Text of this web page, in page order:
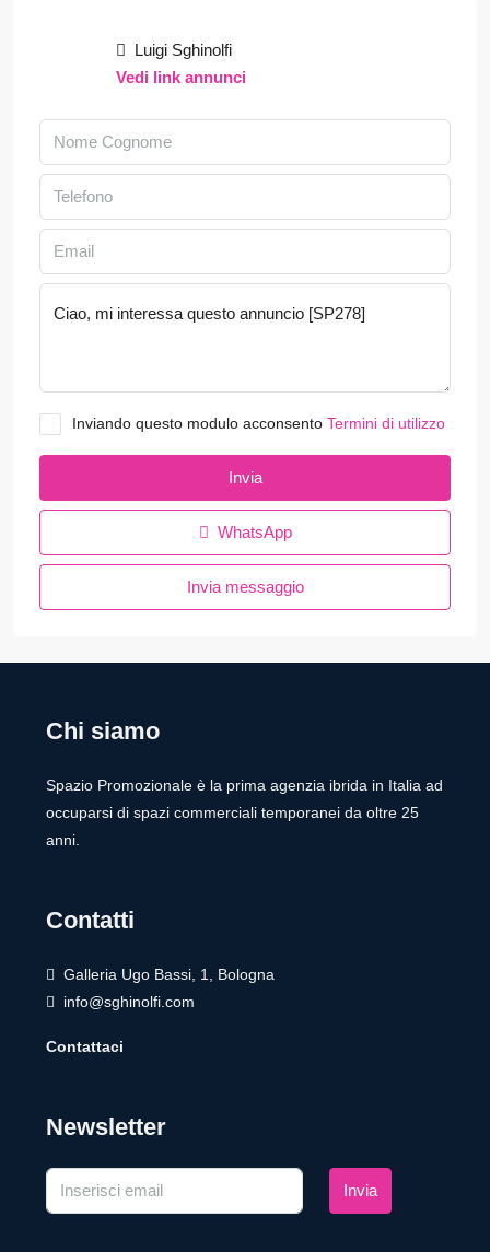
Luigi Sghinolfi
Vedi link annunci
Inviando questo modulo acconsento Termini di utilizzo
Invia
WhatsApp
Invia messaggio
Chi siamo
Spazio Promozionale è la prima agenzia ibrida in Italia ad
occuparsi di spazi commerciali temporanei da oltre 25
anni.
Contatti
Galleria Ugo Bassi, 1, Bologna
info@sghinolfi.com
Contattaci
Newsletter
Invia